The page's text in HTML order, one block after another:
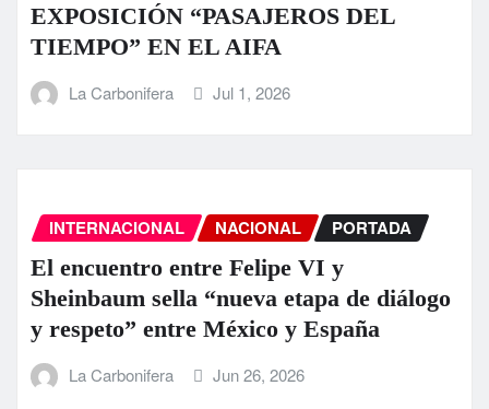
EXPOSICIÓN “PASAJEROS DEL
TIEMPO” EN EL AIFA
La Carbonifera Jul 1, 2026
INTERNACIONAL NACIONAL PORTADA
El encuentro entre Felipe VI y
Sheinbaum sella “nueva etapa de diálogo
y respeto” entre México y España
La Carbonifera Jun 26, 2026